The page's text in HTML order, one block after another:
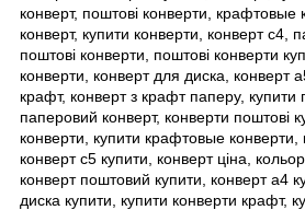
конверт, поштові конверти, крафтовые
конверт, купити конверти, конверт с4,
поштові конверти, поштові конверти
конверти, конверт для диска, конверт
крафт, конверт з крафт паперу, купити
паперовий конверт, конверти поштові
конверти, купити крафтовые конверти,
конверт с5 купити, конверт ціна,
конверт поштовий купити, конверт а4
диска купити, купити конверти крафт,